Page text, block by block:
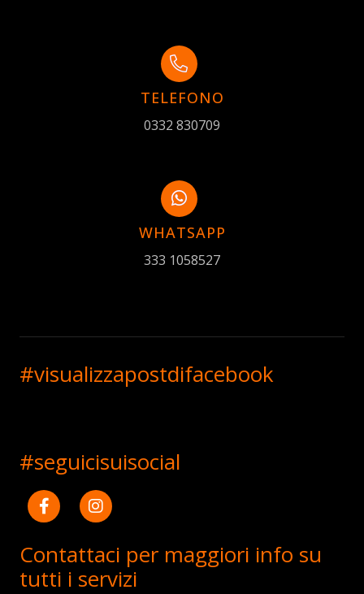
TELEFONO
0332 830709
WHATSAPP
333 1058527
#visualizzapostdifacebook
#seguicisuisocial
Contattaci per maggiori info su
tutti i servizi